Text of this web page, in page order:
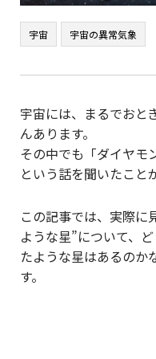
宇宙 宇宙の異常気象
宇宙には、まるでおと
んあります。
その中でも「ダイヤモ
という話を聞いたこと
この記事では、実際に
ような星”について、
たような星はあるのか
す。